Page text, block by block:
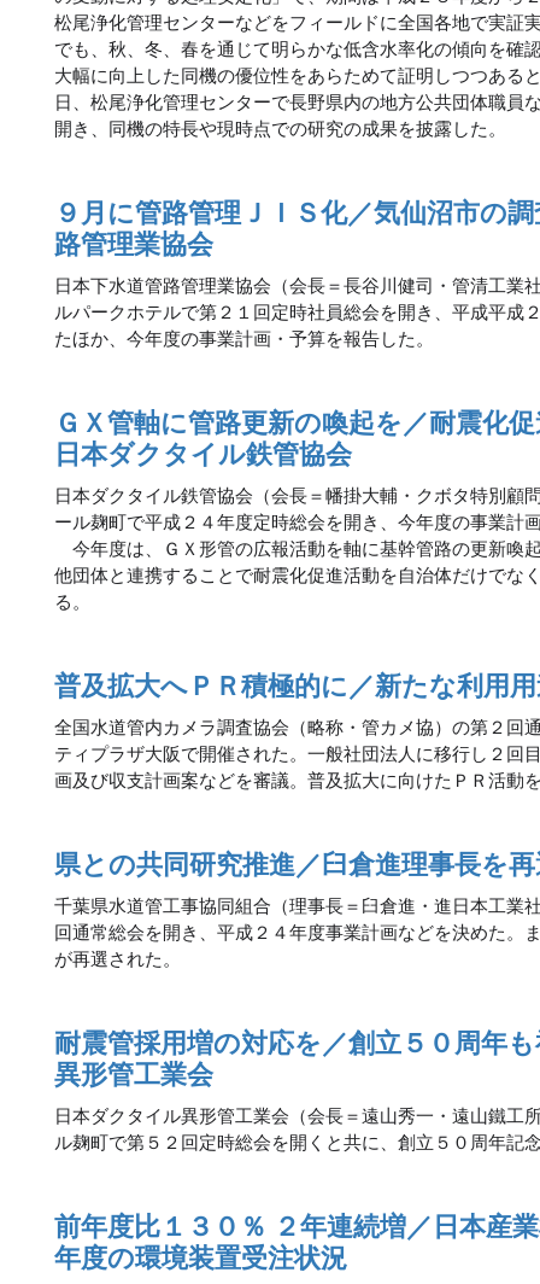
松尾浄化管理センターなどをフィールドに全国各地で実証
でも、秋、冬、春を通じて明らかな低含水率化の傾向を確
大幅に向上した同機の優位性をあらためて証明しつつある
日、松尾浄化管理センターで長野県内の地方公共団体職員
開き、同機の特長や現時点での研究の成果を披露した。
９月に管路管理ＪＩＳ化／気仙沼市の
路管理業協会
日本下水道管路管理業協会（会長＝長谷川健司・管清工業
ルパークホテルで第２１回定時社員総会を開き、平成平成
たほか、今年度の事業計画・予算を報告した。
ＧＸ管軸に管路更新の喚起を／耐震化
日本ダクタイル鉄管協会
日本ダクタイル鉄管協会（会長＝幡掛大輔・クボタ特別顧
ール麹町で平成２４年度定時総会を開き、今年度の事業計
今年度は、ＧＸ形管の広報活動を軸に基幹管路の更新喚
他団体と連携することで耐震化促進活動を自治体だけでな
る。
普及拡大へＰＲ積極的に／新たな利用
全国水道管内カメラ調査協会（略称・管カメ協）の第２回
ティプラザ大阪で開催された。一般社団法人に移行し２回
画及び収支計画案などを審議。普及拡大に向けたＰＲ活動
県との共同研究推進／臼倉進理事長を
千葉県水道管工事協同組合（理事長＝臼倉進・進日本工業
回通常総会を開き、平成２４年度事業計画などを決めた。
が再選された。
耐震管採用増の対応を／創立５０周年
異形管工業会
日本ダクタイル異形管工業会（会長＝遠山秀一・遠山鐵工
ル麹町で第５２回定時総会を開くと共に、創立５０周年記
前年度比１３０％ ２年連続増／日本産
年度の環境装置受注状況